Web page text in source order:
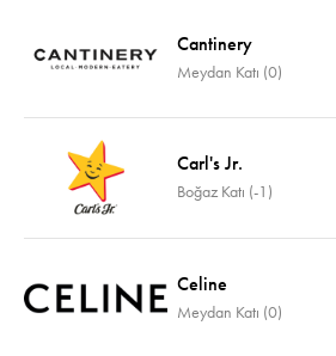
Cantinery
Meydan Katı (0)
Carl's Jr.
Boğaz Katı (-1)
Celine
Meydan Katı (0)